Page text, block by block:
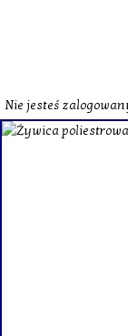
Nie jesteś